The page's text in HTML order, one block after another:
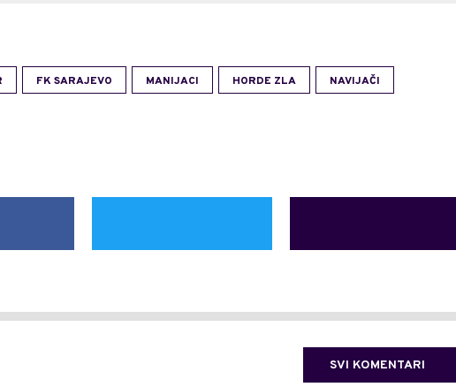
FK SARAJEVO MANIJACI HORDE ZLA NAVIJAČI
SVI KOMENTARI